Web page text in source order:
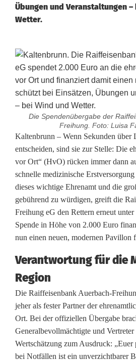
Übungen und Veranstaltungen
Wetter.
Die Spendenübergabe der
Freihung. Foto: Luisa
R
a
i
f
f
e
i
s
e
n
b
a
Kaltenbrunn – Wenn Sekunden über
entscheiden, sind sie zur Stelle: Die
vor Ort“ (HvO) rücken immer dann
schnelle medizinische
dieses wichtige Ehrenamt und die
gebührend zu würdigen, greift die
Freihung eG den Rettern erneut
Spende in Höhe von 2.000 Euro
nun einen neuen, modernen Pavillon
Verantwortung für die
Region
Die Raiffeisenbank Auerbach-
jeher als fester Partner der
Ort. Bei der offiziellen Übergabe
Generalbevollmächtigte und
Wertschätzung zum Ausdruck: „Euer
bei Notfällen ist ein unverzichtbarer